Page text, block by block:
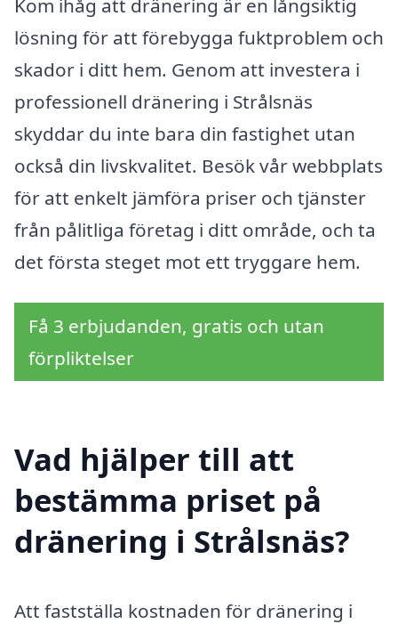
Kom ihåg att dränering är en långsiktig
lösning för att förebygga fuktproblem och
skador i ditt hem. Genom att investera i
professionell dränering i Strålsnäs
skyddar du inte bara din fastighet utan
också din livskvalitet. Besök vår webbplats
för att enkelt jämföra priser och tjänster
från pålitliga företag i ditt område, och ta
det första steget mot ett tryggare hem.
Få 3 erbjudanden, gratis och utan
förpliktelser
Vad hjälper till att
bestämma priset på
dränering i Strålsnäs?
Att fastställa kostnaden för dränering i